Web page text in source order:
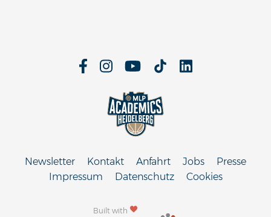
Built with
Newsletter Kontakt Anfahrt Jobs
Presse
Impressum
Datenschutz Cookies